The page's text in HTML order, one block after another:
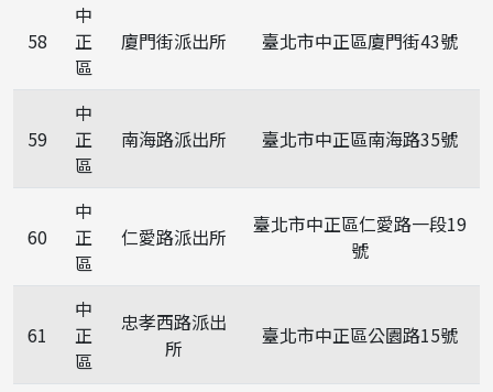
58
中
正
區
廈門街派出所 臺北市中正區廈門街43號
59
中
正
區
南海路派出所 臺北市中正區南海路35號
60
中
正
區
仁愛路派出所
臺北市中正區仁愛路一段19
號
61
中
正
區
忠孝西路派出
所
臺北市中正區公園路15號